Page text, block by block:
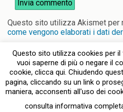
Questo sito utilizza Akismet per
come vengono elaborati i dati
Torna
Dispositivo Portatile
Questo sito utilizza cookies per
vuoi saperne di più o negare il
cookie, clicca qui. Chiudendo
pagina, cliccando su un link o
maniera, acconsenti all'uso dei
consulta informativa